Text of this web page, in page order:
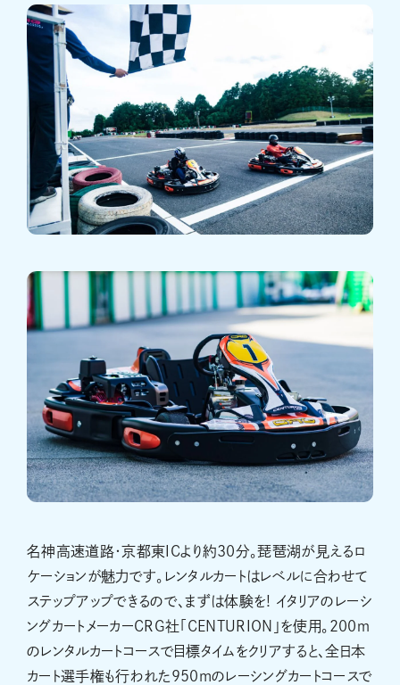
名神高速道路・京都東ICより約30分。琵琶湖が見えるロ
ケーションが魅力です。レンタルカートはレベルに合わせて
ステップアップできるので、まずは体験を! イタリアのレーシ
ングカートメーカーCRG社「CENTURION」を使用。200ｍ
のレンタルカートコースで目標タイムをクリアすると、全日本
カート選手権も行われた950mのレーシングカートコースで